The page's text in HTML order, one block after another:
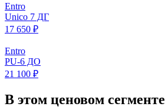
Entro
Unico 7 ДГ
17 650 ₽
Entro
PU-6 ДО
21 100 ₽
В этом ценовом сегменте